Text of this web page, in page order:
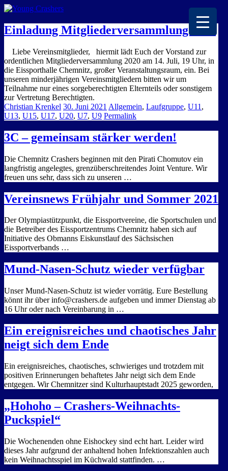
Einladung Mitgliederversammlung 2020
Liebe Vereinsmitglieder, hiermit lädt Euch der Vorstand zur
ordentlichen Mitgliederversammlung 2020 am 14. Juli, 19 Uhr, in
die Eissporthalle Chemnitz, großer Veranstaltungsraum, ein. Bei
unseren minderjährigen Vereinsmitgliedern bitten wir um
Teilnahme nur eines sorgeberechtigten Elternteils oder sonstigem
zur Vertretung Berechtigten.
Christian Krenkel 30. Juni 2021 Allgemein, Laufgruppe, U11 ,
U13, U15, U17, U20, U7, U9 Permalink
3C – gemeinsam stärker werden!
Die Chemnitz Crashers beginnen mit den Pirati Chomutov ein
langfristig angelegtes, grenzüberschreitendes Joint Venture. Wir
freuen uns sehr, dass sich zu unseren …
Vereinsnews Frühjahr und Sommer 2021
Der Olympiastützpunkt, die Eissportvereine, die Sportschulen und
die Betreiber des Eissportzentrums Chemnitz haben sich auf
Initiative des Obmanns Eiskunstlauf des Sächsischen
Eissportverbands …
Mund-Nasen-Schutz wieder verfügbar
Unser Mund-Nasen-Schutz ist wieder vorrätig. Eure Bestellung
könnt ihr über info@crashers.de aufgeben und immer Dienstag ab
16 Uhr oder nach Vereinbarung in …
Ein ereignisreiches und chaotisches Jahr
neigt sich dem Ende
Ein ereignisreiches, chaotisches, schwieriges und trotzdem mit
positiven Erinnerungen behaftetes Jahr neigt sich dem Ende
entgegen. Wir Chemnitzer sind Kulturhauptstadt 2025 geworden,
„Hohoho – Crashers-Weihnachts-
Puckspiel“
Die Wochenenden ohne Eishockey sind echt hart. Leider wird
dieses Jahr aufgrund der anhaltend hohen Infektionszahlen auch
kein Weihnachtsspiel im Küchwald stattfinden. …